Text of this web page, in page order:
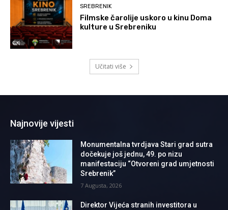
SREBRENIK
Filmske čarolije uskoro u kinu Doma
kulture u Srebreniku
Učitati više
Najnovije vijesti
Monumentalna tvrdjava Stari grad sutra
dočekuje još jednu, 49. po nizu
manifestaciju “Otvoreni grad umjetnosti
Srebrenik”
7 Augusta, 2026
Direktor Vijeća stranih investitora u